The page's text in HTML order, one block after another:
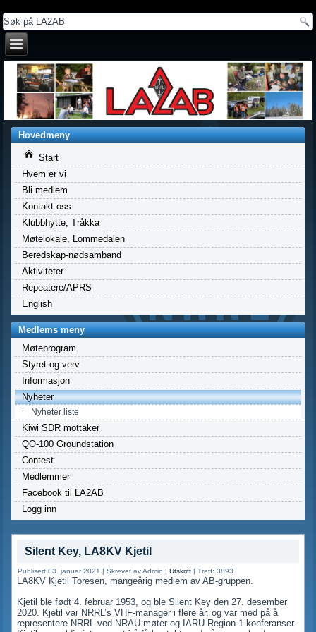
Hovedmeny
Start
Hvem er vi
Bli medlem
Kontakt oss
Klubbhytte, Tråkka
Møtelokale, Lommedalen
Beredskap-nødsamband
Aktiviteter
Repeatere/APRS
English
Medlems meny
Møteprogram
Styret og verv
Informasjon
Nyheter
Nyheter liste
Kiwi SDR mottaker
QO-100 Groundstation
Contest
Medlemmer
Facebook til LA2AB
Logg inn
Silent Key, LA8KV Kjetil
Publisert 03. januar 2021 |Skrevet av Admin |Utskrift |Treff: 3893
LA8KV Kjetil Toresen, mangeårig medlem av AB-gruppen.
Kjetil ble født 4. februar 1953, og ble Silent Key den 27. desember
2020. Kjetil var NRRL’s VHF-manager i flere år, og var med på å
representere NRRL ved NRAU-møter og IARU Region 1 konferanser.